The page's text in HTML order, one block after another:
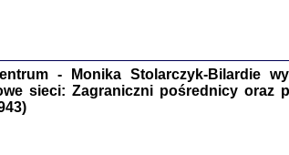
- Monika Stolarczyk-Bilardie
sieci: Zagraniczni pośrednicy oraz